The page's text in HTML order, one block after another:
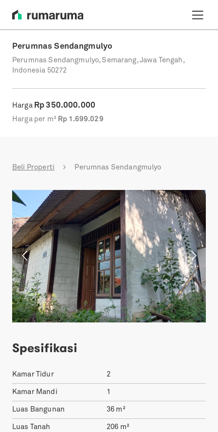
Perumnas Sendangmulyo
Perumnas Sendangmulyo, Semarang, Jawa Tengah,
Indonesia 50272
Harga Rp 350.000.000
Harga per m² Rp 1.699.029
Beli Properti Perumnas Sendangmulyo
Previous Next
Spesifikasi
Kamar Tidur 2
Kamar Mandi 1
Luas Bangunan 36 m²
Luas Tanah 206 m²